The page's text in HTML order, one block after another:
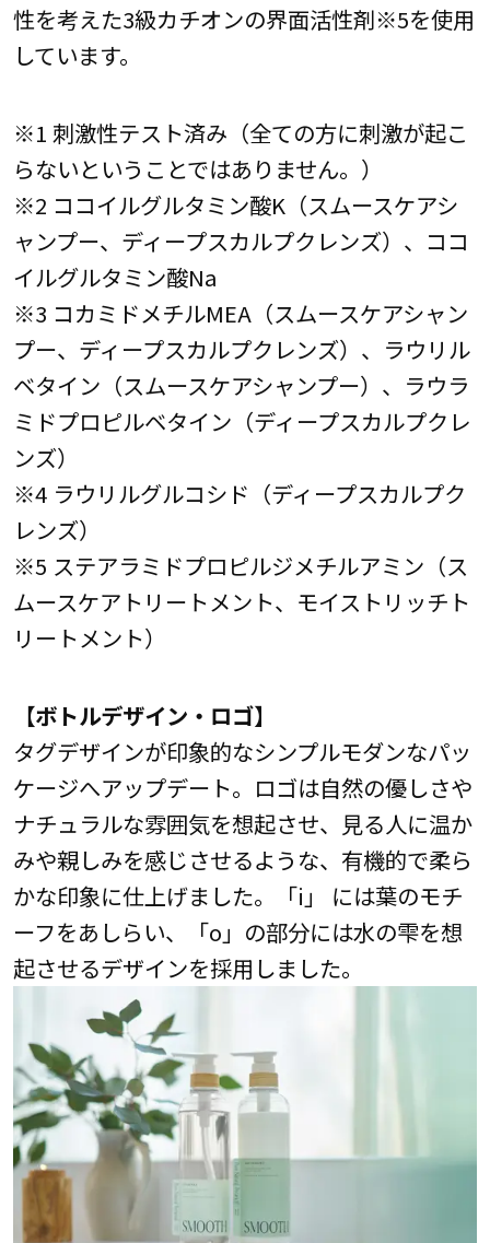
性を考えた3級カチオンの界面活性剤※5を使用
しています。
※1 刺激性テスト済み（全ての方に刺激が起こ
らないということではありません。）
※2 ココイルグルタミン酸K（スムースケアシ
ャンプー、ディープスカルプクレンズ）、ココ
イルグルタミン酸Na
※3 コカミドメチルMEA（スムースケアシャン
プー、ディープスカルプクレンズ）、ラウリル
ベタイン（スムースケアシャンプー）、ラウラ
ミドプロピルベタイン（ディープスカルプクレ
ンズ）
※4 ラウリルグルコシド（ディープスカルプク
レンズ）
※5 ステアラミドプロピルジメチルアミン（ス
ムースケアトリートメント、モイストリッチト
リートメント）
【ボトルデザイン・ロゴ】
タグデザインが印象的なシンプルモダンなパッ
ケージへアップデート。ロゴは自然の優しさや
ナチュラルな雰囲気を想起させ、見る人に温か
みや親しみを感じさせるような、有機的で柔ら
かな印象に仕上げました。「i」 には葉のモチ
ーフをあしらい、「o」の部分には水の雫を想
起させるデザインを採用しました。